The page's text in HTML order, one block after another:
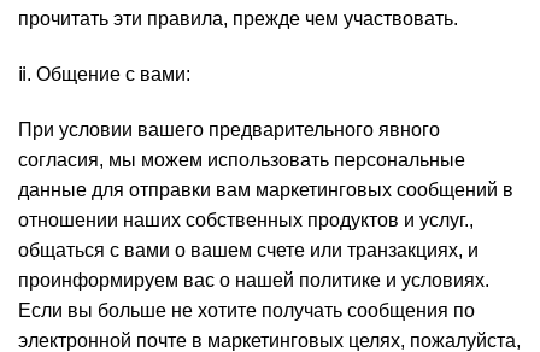
прочитать эти правила, прежде чем участвовать.
ⅱ. Общение с вами:
При условии вашего предварительного явного
согласия, мы можем использовать персональные
данные для отправки вам маркетинговых сообщений в
отношении наших собственных продуктов и услуг.,
общаться с вами о вашем счете или транзакциях, и
проинформируем вас о нашей политике и условиях.
Если вы больше не хотите получать сообщения по
электронной почте в маркетинговых целях, пожалуйста,